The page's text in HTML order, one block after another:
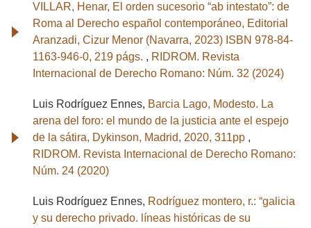
VILLAR, Henar, El orden sucesorio “ab intestato”: de
Roma al Derecho español contemporáneo, Editorial
Aranzadi, Cizur Menor (Navarra, 2023) ISBN 978-84-
1163-946-0, 219 págs. , RIDROM. Revista
Internacional de Derecho Romano: Núm. 32 (2024)
Luis Rodríguez Ennes, Barcia Lago, Modesto. La
arena del foro: el mundo de la justicia ante el espejo
de la sátira, Dykinson, Madrid, 2020, 311pp ,
RIDROM. Revista Internacional de Derecho Romano:
Núm. 24 (2020)
Luis Rodríguez Ennes, Rodríguez montero, r.: “galicia
y su derecho privado. líneas históricas de su